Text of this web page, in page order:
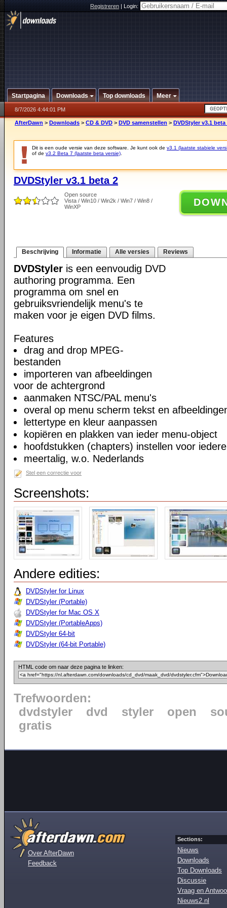
Registreren|Login:
Startpagina Downloads Top downloads Meer
8/7/2026 4:44:01 PM
AfterDawn > Downloads > CD & DVD > DVD samenstellen > DVDStyler v3.1 beta
Dit is een oude versie van deze software. Je kunt ook de v3.1 (laatste stabiele
of de v3.2 Beta 7 (laatste beta versie)
DVDStyler v3.1 beta 2
Open source
Vista / Win10 / Win2k / Win7 / Win8 /
WinXP
Beschrijving Informatie Alle versies Reviews
DVDStyler is een eenvoudig DVD
authoring programma. Een
programma om snel en
gebruiksvriendelijk menu's te
maken voor je eigen DVD films.
Features
drag and drop MPEG-
bestanden
importeren van afbeeldingen
voor de achtergrond
aanmaken NTSC/PAL menu's
overal op menu scherm tekst en
lettertype en kleur aanpassen
kopiëren en plakken van ieder menu-object
hoofdstukken (chapters) instellen voor
meertalig, w.o. Nederlands
Stel een correctie voor
Screenshots:
Andere edities:
DVDStyler for Linux
DVDStyler (Portable)
DVDStyler for Mac OS X
DVDStyler (PortableApps)
DVDStyler 64-bit
DVDStyler (64-bit Portable)
HTML code om naar deze pagina te linken:
Trefwoorden:
dvdstyler
dvd styler open
gratis
Over AfterDawn
Feedback
Sections:
Nieuws
Downloads
Top Downloads
Discussie
Vraag en
Nieuws2.nl